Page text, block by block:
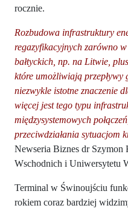
rocznie.
Rozbudowa infrastruktury
regazyfikacyjnych zarówno
bałtyckich, np. na Litwie,
które umożliwiają przepływy
niezwykle istotne znaczenie
więcej jest tego typu
międzysystemowych
przeciwdziałania sytuacjom
Newseria Biznes dr Szymon
Wschodnich i Uniwersytetu
Terminal w Świnoujściu
rokiem coraz bardziej